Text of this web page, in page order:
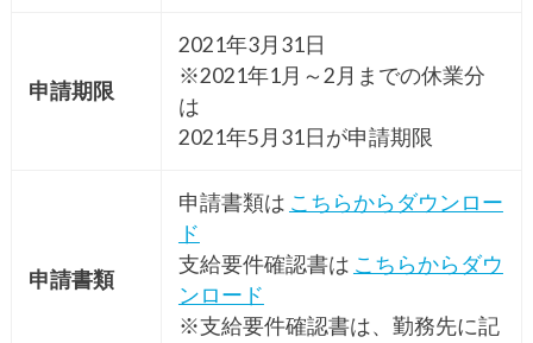
申請期限
2021年3月31日
※2021年1月～2月までの休業分
は
2021年5月31日が申請期限
申請書類
申請書類は こちらからダウンロー
ド
支給要件確認書は こちらからダウ
ンロード
※支給要件確認書は、勤務先に記